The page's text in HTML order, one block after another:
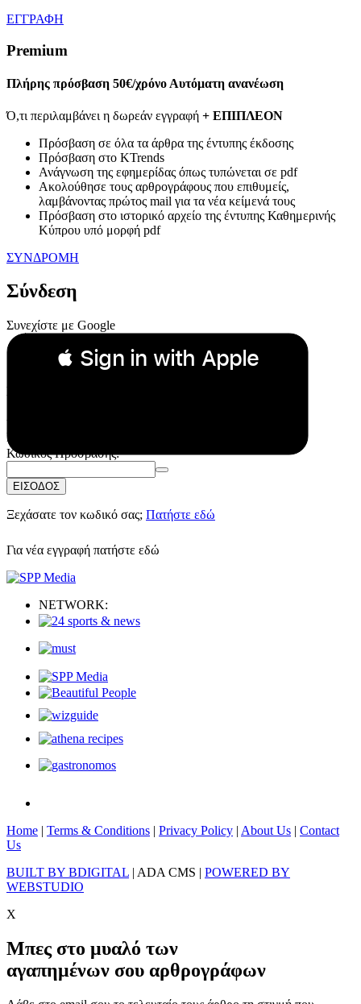
ΕΓΓΡΑΦΗ
Premium
Πλήρης πρόσβαση 50€/χρόνο Αυτόματη ανανέωση
Ό,τι περιλαμβάνει η δωρεάν εγγραφή + ΕΠΙΠΛΕΟΝ
Πρόσβαση σε όλα τα άρθρα της έντυπης έκδοσης
Πρόσβαση στο KTrends
Ανάγνωση της εφημερίδας όπως τυπώνεται σε pdf
Ακολούθησε τους αρθρογράφους που επιθυμείς,
λαμβάνοντας πρώτος mail για τα νέα κείμενά τους
Πρόσβαση στο ιστορικό αρχείο της έντυπης Καθημερινής
Κύπρου υπό μορφή pdf
ΣΥΝΔΡΟΜΗ
Σύνδεση
Συνεχίστε με Google
 Sign in with Apple
Συνεχίστε με Apple
ή
Email:
Κωδικός Πρόσβασης:
ΕΙΣΟΔΟΣ
Ξεχάσατε τον κωδικό σας; Πατήστε εδώ
Για νέα εγγραφή πατήστε εδώ
NETWORK:
Home | Terms & Conditions | Privacy Policy | About Us | Contact
Us
BUILT BY BDIGITAL | ADA CMS | POWERED BY
WEBSTUDIO
X
Μπες στο μυαλό των
αγαπημένων σου αρθρογράφων